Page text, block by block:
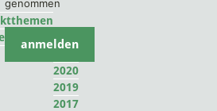
2022
2020
2019
2017
genommen